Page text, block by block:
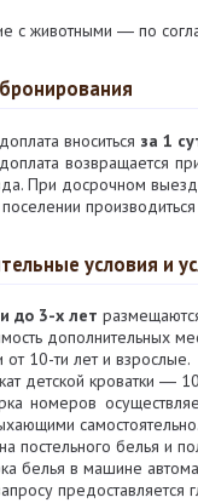
с животными ― по
вноситься за 1
возвращается
При досрочном
производиться
условия и
до 3-х лет
дополнительных
от 10-ти лет и взрослые.
детской кроватки ―
номеров
постельного белья и
белья в машине
предоставляется